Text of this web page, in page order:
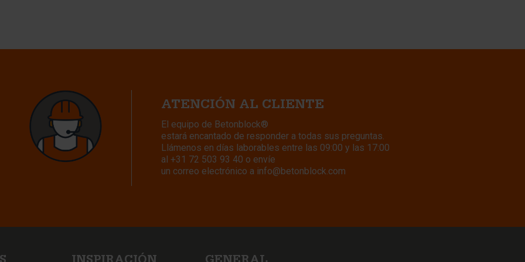
ATENCIÓN AL CLIENTE
El equipo de Betonblock®
estará encantado de responder a todas sus preguntas.
Llámenos en días laborables entre las 09:00 y las 17:00
al +31 72 503 93 40 o envíe
un correo electrónico a info@betonblock.com